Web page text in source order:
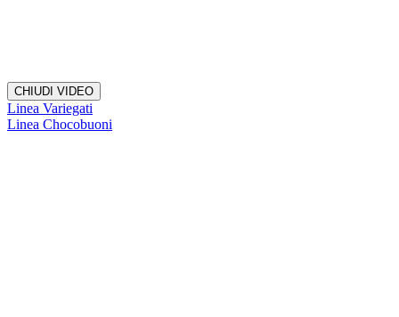
CHIUDI VIDEO
Linea Variegati
Linea Chocobuoni